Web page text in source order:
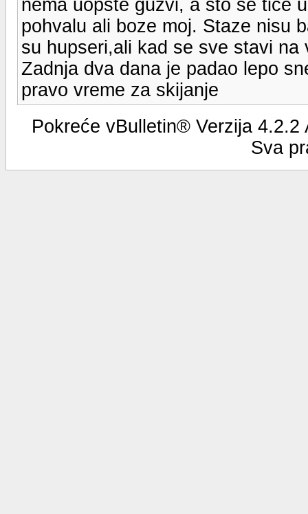
nema uopste guzvi, a sto se tice
pohvalu ali boze moj. Staze nisu
su hupseri,ali kad se sve stavi na
Zadnja dva dana je padao lepo
pravo vreme za skijanje
Pokreće vBulletin® Verzija
Sva